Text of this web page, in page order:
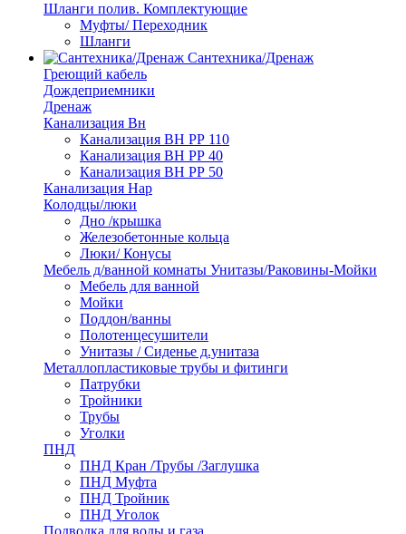
Шланги полив. Комплектующие
Муфты/ Переходник
Шланги
Сантехника/Дренаж
Греющий кабель
Дождеприемники
Дренаж
Канализация Вн
Канализация ВН РР 110
Канализация ВН РР 40
Канализация ВН РР 50
Канализация Нар
Колодцы/люки
Дно /крышка
Железобетонные кольца
Люки/ Конусы
Мебель д/ванной комнаты Унитазы/Раковины-Мойки
Мебель для ванной
Мойки
Поддон/ванны
Полотенцесушители
Унитазы / Сиденье д.унитаза
Металлопластиковые трубы и фитинги
Патрубки
Тройники
Трубы
Уголки
ПНД
ПНД Кран /Трубы /Заглушка
ПНД Муфта
ПНД Тройник
ПНД Уголок
Подводка для воды и газа